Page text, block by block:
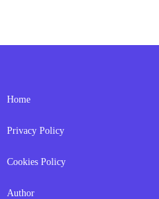
Home
Privacy Policy
Cookies Policy
Author